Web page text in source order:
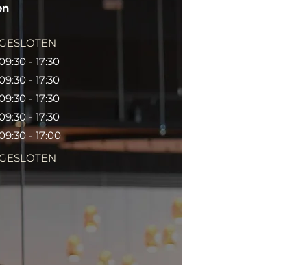
- 17:30
- 17:30
- 17:30
- 17:30
- 17:00